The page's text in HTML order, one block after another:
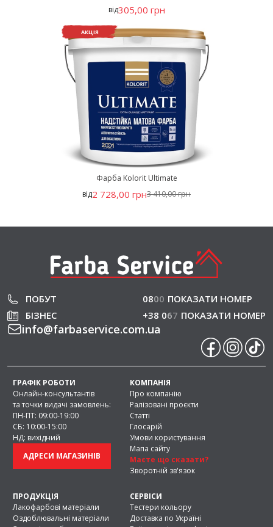
від305,00 грн
АКЦІЯ
Фарба Kolorit Ultimate
від2 728,00 грн3 410,00 грн
ПОБУТ 0800 ПОКАЗАТИ НОМЕР
БІЗНЕС
+38 067 ПОКАЗАТИ НОМЕР
info@farbaservice.com.ua
КОМПАНІЯ
Про компанію
Ралізовані проєкти
Статті
Глосарій
Умови користування
Мапа сайту
Маєте що сказати?
Зворотній зв'язок
ПРОДУКЦІЯ
Лакофарбові матеріали
Оздоблювальні матеріали
СЕРВІСИ
Тестери кольору
Доставка по Україні
ГРАФІК РОБОТИ
Онлайн-консультантів
та точки видачі замовлень:
ПН-ПТ: 09:00-19:00
СБ: 10:00-15:00
НД: вихідний
АДРЕСИ МАГАЗИНІВ